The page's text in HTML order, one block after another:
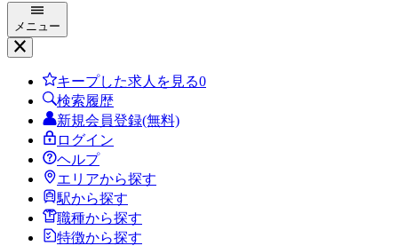
メニュー
キープした求人を見る0
検索履歴
新規会員登録(無料)
ログイン
ヘルプ
エリアから探す
駅から探す
職種から探す
特徴から探す